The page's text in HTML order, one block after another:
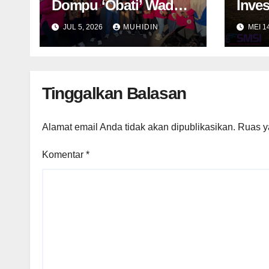
Dompu ‘Obati’ Wadu
Jao
JUL 5, 2026 MUHIDIN
Tim
MEI
Tinggalkan Balasan
Alamat email Anda tidak akan dipublikasikan. Ruas
Komentar *